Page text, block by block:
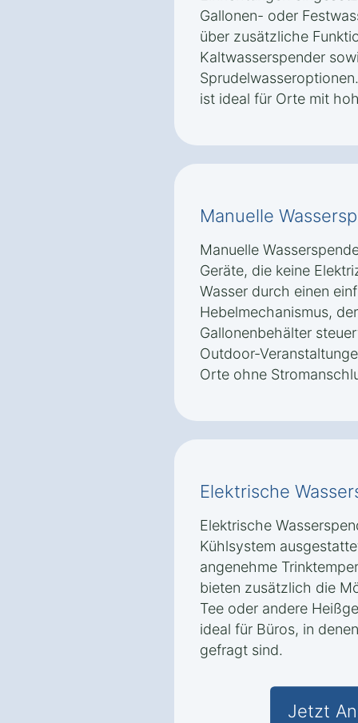
Gallonen- oder
über zusätzliche
Kaltwasserspender
ist ideal für Orte mit
Manuelle
Manuelle
Geräte, die keine
Wasser durch einen
Hebelmechanismus,
Gallonenbehälter
Outdoor-
Orte ohne
Elektrische
Elektrische
Kühlsystem
angenehme
bieten zusätzlich die
Tee oder andere
ideal für Büros, in
gefragt sind.
Jetzt